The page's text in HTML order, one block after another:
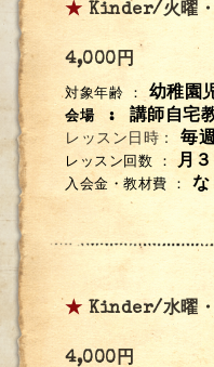
★ Kinder/火曜・
4,000円
対象年齢 ： 幼稚園
会場 : 講師自宅
レッスン日時： 毎
レッスン回数 ： 月
入会金・教材費 ：
な
★ Kinder/水曜・
4,000円